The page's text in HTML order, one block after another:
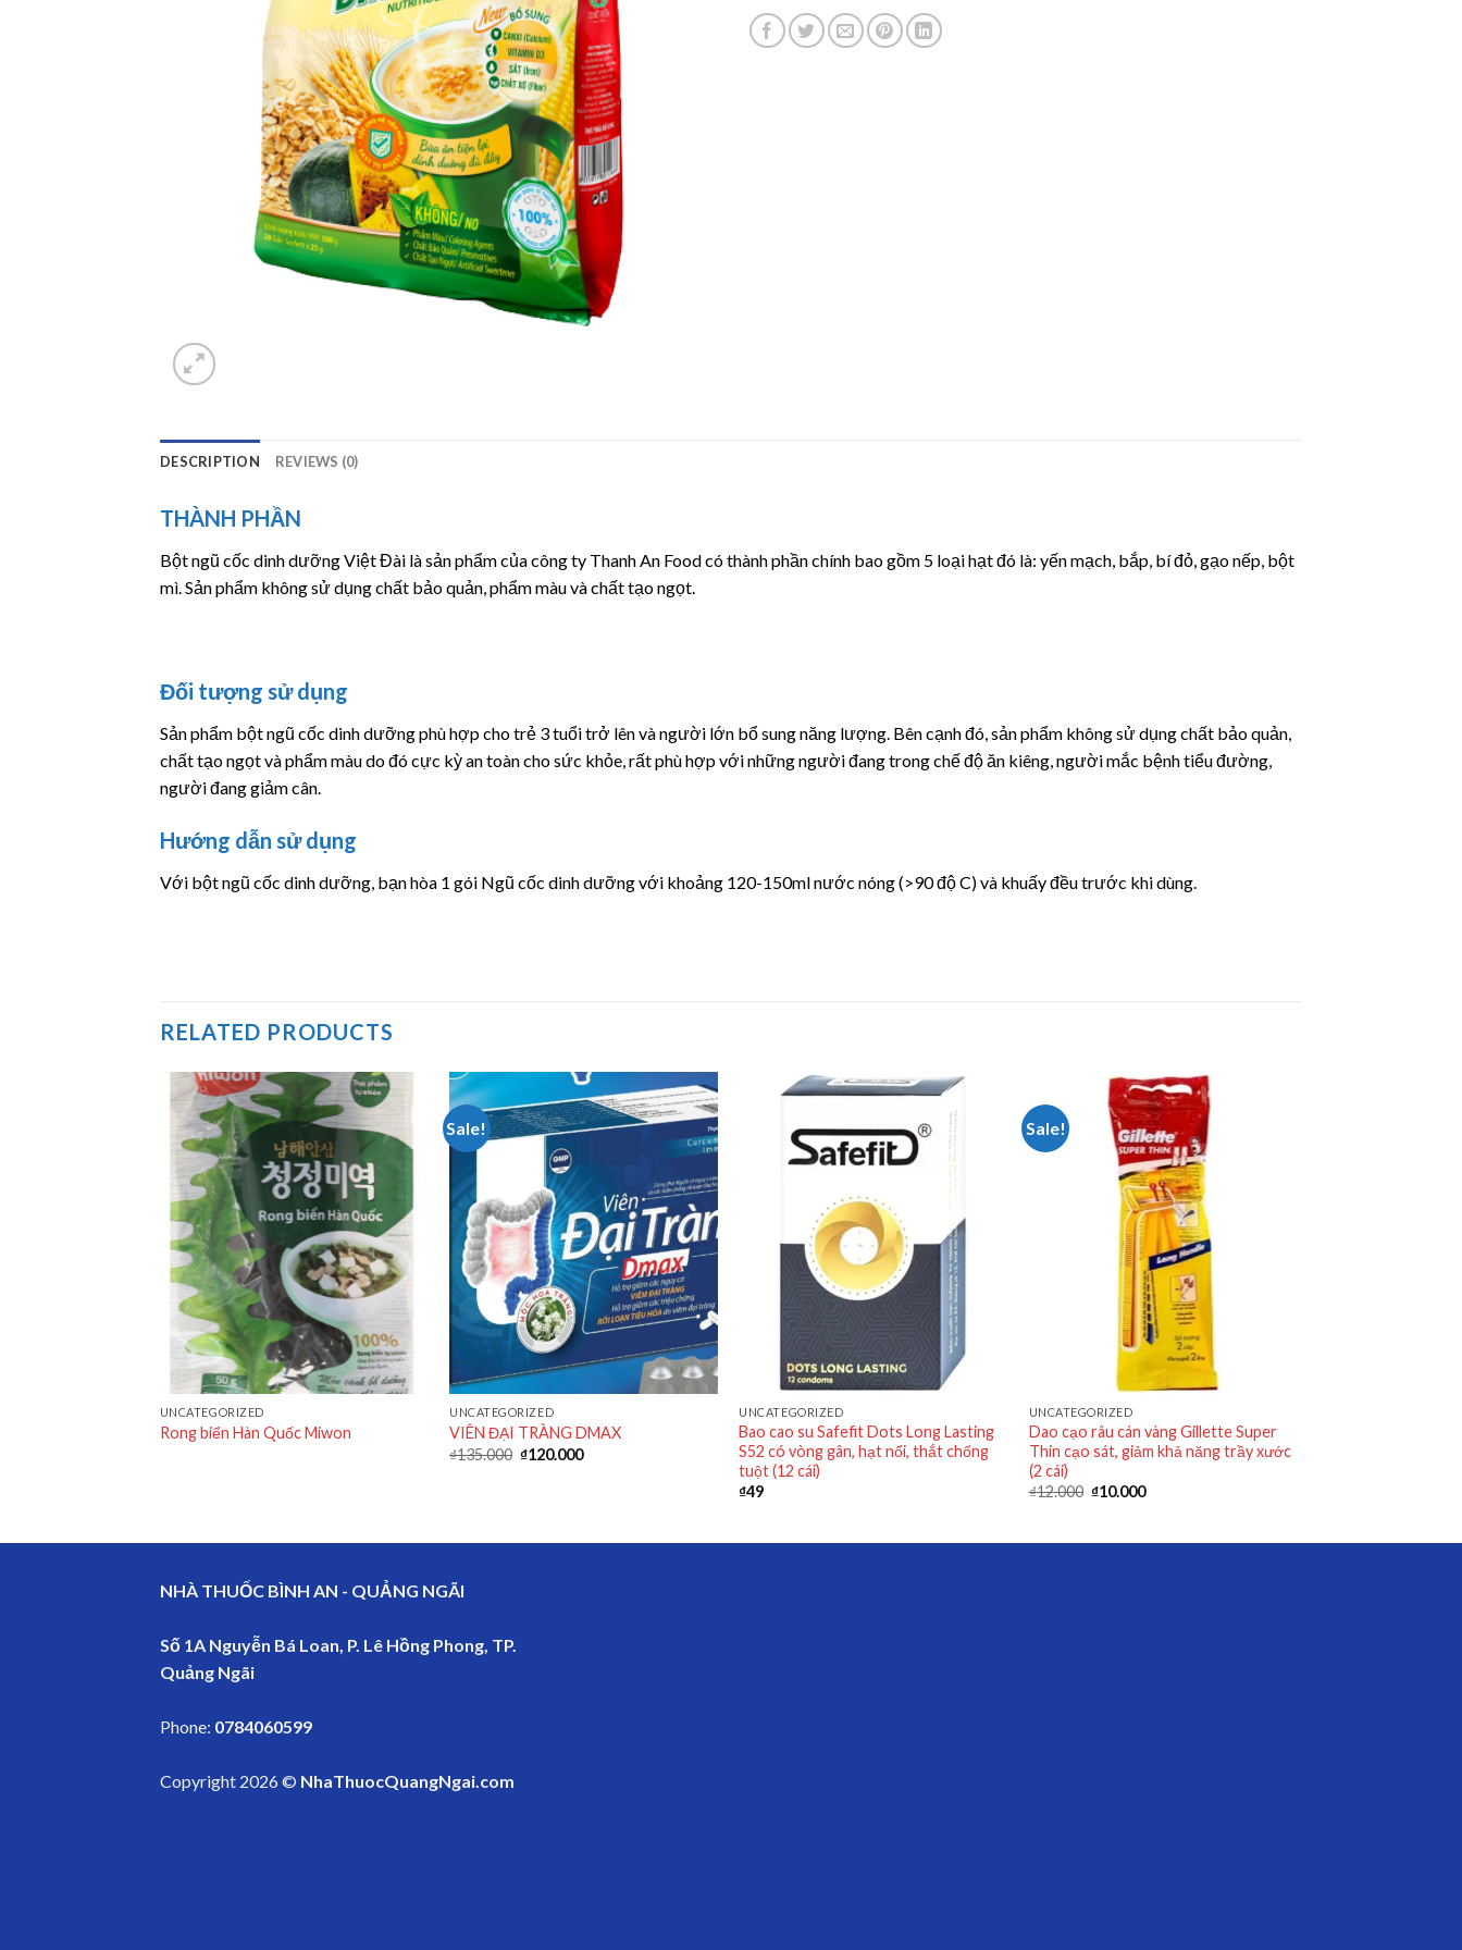
DESCRIPTION REVIEWS (0)
THÀNH PHẦN
Bột ngũ cốc dinh dưỡng Việt Đài là sản phẩm của công ty Thanh An Food có thành phần chính bao gồm 5 loại hạt đó là: yến mạch, bắp, bí đỏ, gạo nếp, bột
mì. Sản phẩm không sử dụng chất bảo quản, phẩm màu và chất tạo ngọt.
Đối tượng sử dụng
Sản phẩm bột ngũ cốc dinh dưỡng phù hợp cho trẻ 3 tuổi trở lên và người lớn bổ sung năng lượng. Bên cạnh đó, sản phẩm không sử dụng chất bảo quản,
chất tạo ngọt và phẩm màu do đó cực kỳ an toàn cho sức khỏe, rất phù hợp với những người đang trong chế độ ăn kiêng, người mắc bệnh tiểu đường,
người đang giảm cân.
Hướng dẫn sử dụng
Với bột ngũ cốc dinh dưỡng, bạn hòa 1 gói Ngũ cốc dinh dưỡng với khoảng 120-150ml nước nóng (>90 độ C) và khuấy đều trước khi dùng.
RELATED PRODUCTS
UNCATEGORIZED
Rong biển Hàn Quốc Miwon
Sale!
UNCATEGORIZED
VIÊN ĐẠI TRÀNG DMAX
₫135.000 ₫120.000
UNCATEGORIZED
Bao cao su Safefit Dots Long Lasting
S52 có vòng gân, hạt nổi, thắt chống
tuột (12 cái)
₫49
Sale!
UNCATEGORIZED
Dao cạo râu cán vàng Gillette Super
Thin cạo sát, giảm khả năng trầy xước
(2 cái)
₫12.000 ₫10.000
NHÀ THUỐC BÌNH AN - QUẢNG NGÃI
Số 1A Nguyễn Bá Loan, P. Lê Hồng Phong, TP.
Quảng Ngãi
Phone: 0784060599
Copyright 2026 © NhaThuocQuangNgai.com